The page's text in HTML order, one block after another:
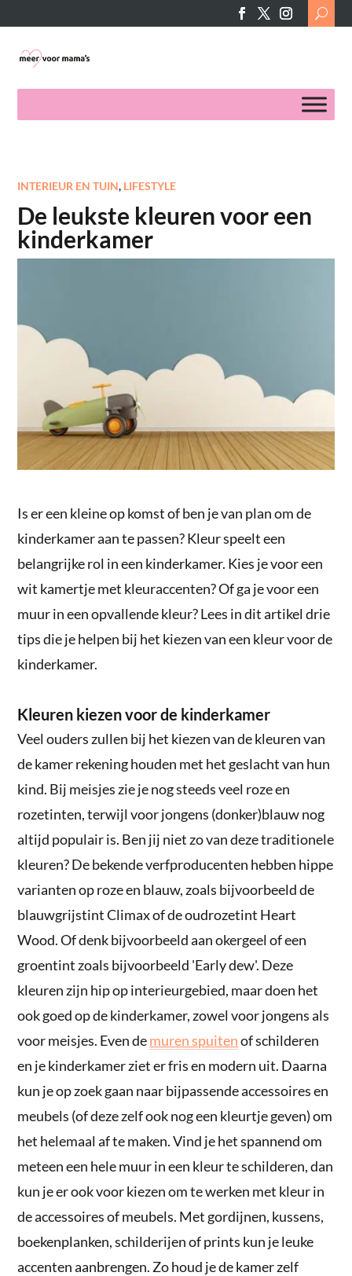
Search
for:
INTERIEUR EN TUIN, LIFESTYLE
De leukste kleuren voor een
kinderkamer
Is er een kleine op komst of ben je van plan om de
kinderkamer aan te passen? Kleur speelt een
belangrijke rol in een kinderkamer. Kies je voor een
wit kamertje met kleuraccenten? Of ga je voor een
muur in een opvallende kleur? Lees in dit artikel drie
tips die je helpen bij het kiezen van een kleur voor de
kinderkamer.
Kleuren kiezen voor de kinderkamer
Veel ouders zullen bij het kiezen van de kleuren van
de kamer rekening houden met het geslacht van hun
kind. Bij meisjes zie je nog steeds veel roze en
rozetinten, terwijl voor jongens (donker)blauw nog
altijd populair is. Ben jij niet zo van deze traditionele
kleuren? De bekende verfproducenten hebben hippe
varianten op roze en blauw, zoals bijvoorbeeld de
blauwgrijstint Climax of de oudrozetint Heart
Wood. Of denk bijvoorbeeld aan okergeel of een
groentint zoals bijvoorbeeld 'Early dew'. Deze
kleuren zijn hip op interieurgebied, maar doen het
ook goed op de kinderkamer, zowel voor jongens als
voor meisjes. Even demuren spuitenof schilderen
en je kinderkamer ziet er fris en modern uit. Daarna
kun je op zoek gaan naar bijpassende accessoires en
meubels (of deze zelf ook nog een kleurtje geven) om
het helemaal af te maken. Vind je het spannend om
meteen een hele muur in een kleur te schilderen, dan
kun je er ook voor kiezen om te werken met kleur in
de accessoires of meubels. Met gordijnen, kussens,
boekenplanken, schilderijen of prints kun je leuke
accenten aanbrengen. Zo houd je de kamer zelf